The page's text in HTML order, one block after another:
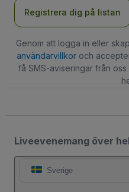
Registrera dig på listan
Genom att logga in eller
användarvillkoroch
få SMS-aviseringar från
Liveevenemang över
Sverige